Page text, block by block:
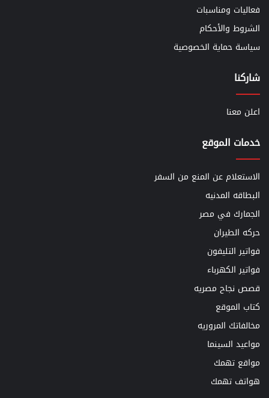
فعاليات ومناسبات
الشروط والأحكام
سياسة حماية الخصوصية
شاركنا
اعلن معنا
خدمات الموقع
الاستعلام عن المنع من السفر
البطاقه المدنيه
الجمارك في مصر
حركه الطيران
فواتير التليفون
فواتير الكهرباء
قصص نجاح مصريه
كتاب الموقع
مخالفاتك المروريه
مواعيد السينما
مواقع تهمك
هواتف تهمك